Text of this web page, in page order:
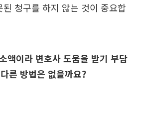
청구를 하지 않는 것이 중요합
액이라 변호사 도움을 받기 부담
른 방법은 없을까요?